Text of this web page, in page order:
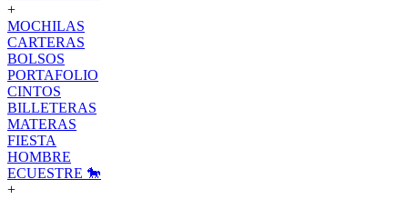
+
MOCHILAS
CARTERAS
BOLSOS
PORTAFOLIO
CINTOS
BILLETERAS
MATERAS
FIESTA
HOMBRE
ECUESTRE 🐎
+